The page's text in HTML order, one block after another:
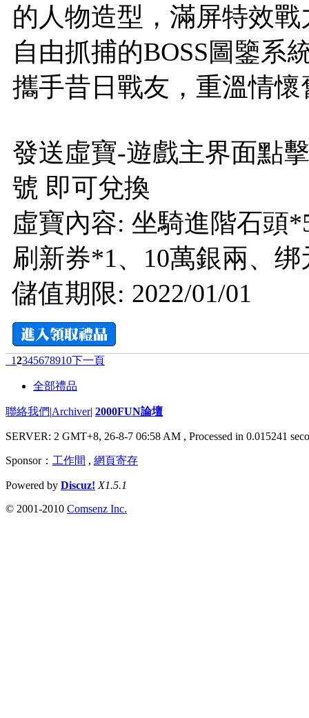
的人物造型，滿屏特效
自由抓捕的BOSS圖鑒系
攜手昔日戰友，重溫情懷
發送虛寶-遊戲主界面點
號 即可兌換
虛寶內容: 坐騎進階石頭
刷新券*1、10萬銀兩、绑
儲值期限: 2022/01/01
12345678910下一頁
全部禮品
聯絡我們|Archiver| 2000FUN論壇
SERVER: 2 GMT+8, 26-8-7 06:58 AM , Processed in 0.015241
Sponsor： 工作間 , 網頁寄存
Powered by Discuz! X1.5.1
© 2001-2010 Comsenz Inc.